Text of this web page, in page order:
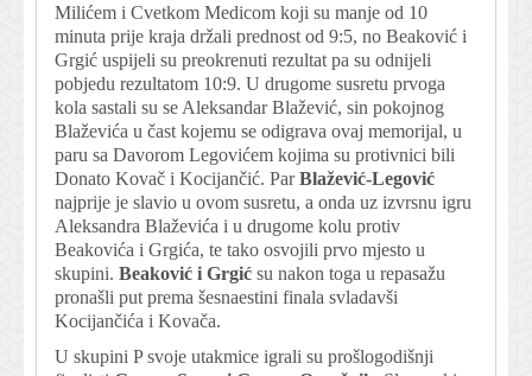
Milićem i Cvetkom Medicom koji su manje od 10
minuta prije kraja držali prednost od 9:5, no Beaković i
Grgić uspijeli su preokrenuti rezultat pa su odnijeli
pobjedu rezultatom 10:9. U drugome susretu prvoga
kola sastali su se Aleksandar Blažević, sin pokojnog
Blaževića u čast kojemu se odigrava ovaj memorijal, u
paru sa Davorom Legovićem kojima su protivnici bili
Donato Kovač i Kocijančić. ParBlažević-Legović
najprije je slavio u ovom susretu, a onda uz izvrsnu igru
Aleksandra Blaževića i u drugome kolu protiv
Beakovića i Grgića, te tako osvojili prvo mjesto u
skupini. Beaković i Grgić su nakon toga u repasažu
pronašli put prema šesnaestini finala svladavši
Kocijančića i Kovača.
U skupini P svoje utakmice igrali su prošlogodišnji